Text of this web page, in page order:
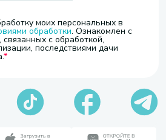
моих персональных в
обработки. Ознакомлен с
с обработкой,
последствиями дачи